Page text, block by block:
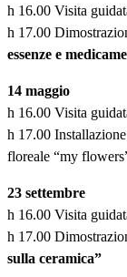
h 16.00 Visita
h 17.00
essenze e
14 maggio
h 16.00 Visita
h 17.00
floreale “my
23 settembre
h 16.00 Visita
h 17.00
sulla ceramica”